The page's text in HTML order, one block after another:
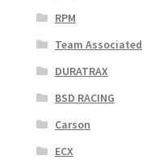
RPM
Team Associated
DURATRAX
BSD RACING
Carson
ECX